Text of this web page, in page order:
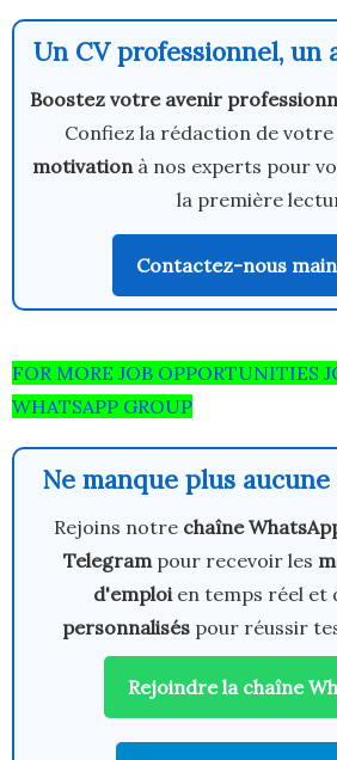
Un CV professionnel, un
Boostez votre avenir
Confiez la rédaction de votre
motivationà nos experts pour
la première
Contactez-nous
FOR MORE JOB OPPORTUNITIES
WHATSAPP GROUP
Ne manque plus
Rejoins notre chaîne
Telegrampour recevoir les
d'emploien temps réel et
personnalisés pour réussir
Rejoindre la chaîne